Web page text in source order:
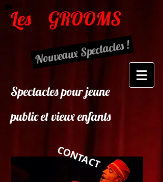
GROOMS
Les
Nouveaux Spectacles !
Spectacles pour jeune
public et vieux enfants
CONTACT